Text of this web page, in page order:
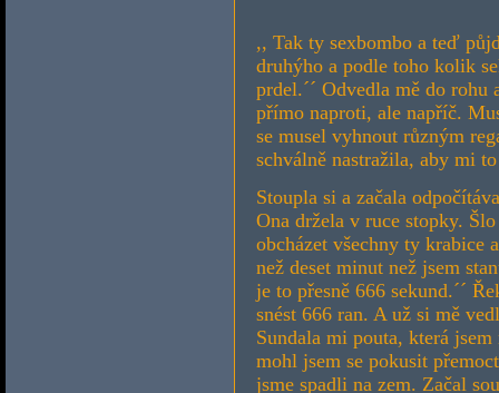
,, Tak ty sexbombo a teď
druhýho a podle toho kolik
prdel.´´ Odvedla mě do
přímo naproti, ale napříč.
se musel vyhnout různým
schválně nastražila, aby mi
Stoupla si a začala
Ona držela v ruce stopky.
obcházet všechny ty krabice
než deset minut než jsem
je to přesně 666 sekund.´´
snést 666 ran. A už si mě
Sundala mi pouta, která
mohl jsem se pokusit
jsme spadli na zem. Začal